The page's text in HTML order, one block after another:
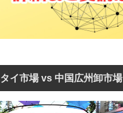
タイ市場 vs 中国広州卸市場